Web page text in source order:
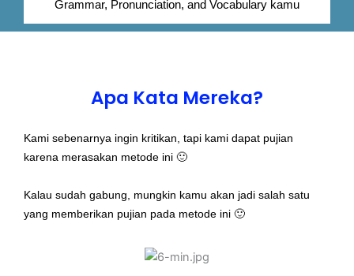
Grammar, Pronunciation, and Vocabulary kamu
Apa Kata Mereka?
Kami sebenarnya ingin kritikan, tapi kami dapat pujian
karena merasakan metode ini 🙂
Kalau sudah gabung, mungkin kamu akan jadi salah satu
yang memberikan pujian pada metode ini 🙂